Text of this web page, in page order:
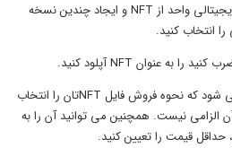
5- بین دو گزینه ایجاد یک نسخه دیجیتالی واحد از NFT و ایجاد چندین نسخه
انتخاب کنید.
7- در مرحله بعد، از شما خواسته می شود که نحوه فروش فایل NFTتان را انتخاب
الزامی نیست. همچنین می توانید آن را به
قیمت را تعیین کنید.